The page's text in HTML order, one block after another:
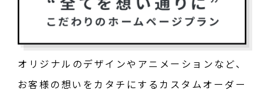
オリジナルのデザインやアニメーションなど、
お客様の想いをカタチにするカスタムオーダー